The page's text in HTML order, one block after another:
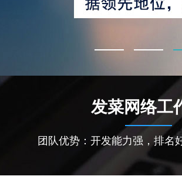
发菜网络工
团队优势：开发能力强，排名